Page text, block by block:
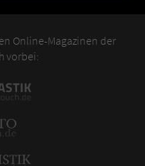
Online-Magazinen der
vorbei: